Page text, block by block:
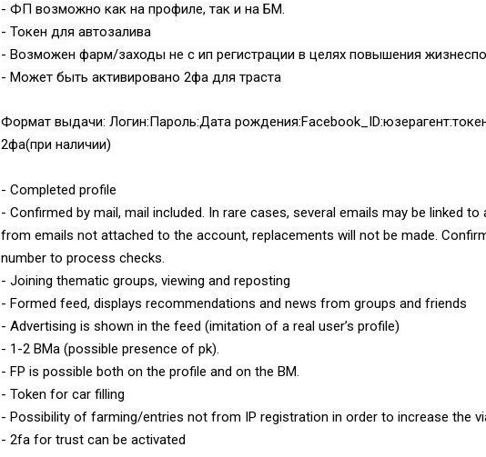
- ФП возможно как на профиле, так и на БМ.
- Токен для автозалива
- Возможен фарм/заходы не с ип регистрации в целях повышения
- Может быть активировано 2фа для траста
Формат выдачи: Логин:Пароль:Дата
2фа(при наличии)
- Completed profile
- Confirmed by mail, mail included. In rare cases, several emails may be linked
from emails not attached to the account, replacements will not be made.
number to process checks.
- Joining thematic groups, viewing and reposting
- Formed feed, displays recommendations and news from groups and friends
- Advertising is shown in the feed (imitation of a real user’s profile)
- 1-2 BMa (possible presence of pk).
- FP is possible both on the profile and on the BM.
- Token for car filling
- Possibility of farming/entries not from IP registration in order to increase the
- 2fa for trust can be activated
Всего позиций в корзине
Сумма к оплате (без скидок)
Руб.